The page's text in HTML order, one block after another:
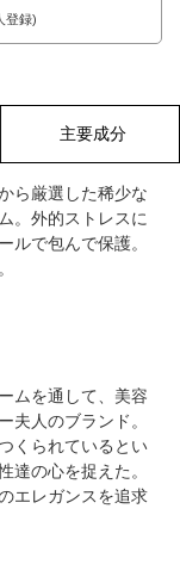
登録)
主要成分
ら厳選した稀少な
。外的ストレスに
ルで包んで保護。
ムを通して、美容
夫人のブランド。
くられているとい
達の心を捉えた。
エレガンスを追求